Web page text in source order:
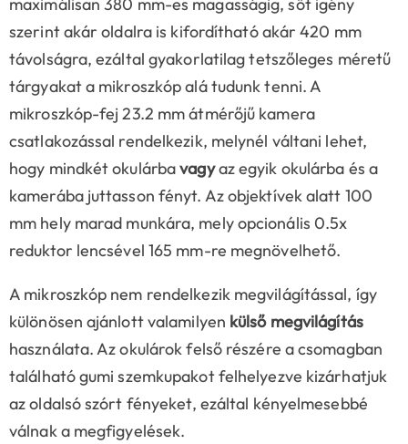
maximálisan 380 mm-es magasságig, sőt igény
szerint akár oldalra is kifordítható akár 420 mm
távolságra, ezáltal gyakorlatilag tetszőleges méretű
tárgyakat a mikroszkóp alá tudunk tenni. A
mikroszkóp-fej 23.2 mm átmérőjű kamera
csatlakozással rendelkezik, melynél váltani lehet,
hogy mindkét okulárbavagyaz egyik okulárba és a
kamerába juttasson fényt. Az objektívek alatt 100
mm hely marad munkára, mely opcionális 0.5x
reduktor lencsével 165 mm-re megnövelhető.
A mikroszkóp nem rendelkezik megvilágítással, így
különösen ajánlott valamilyen külső megvilágítás
használata. Az okulárok felső részére a csomagban
található gumi szemkupakot felhelyezve kizárhatjuk
az oldalsó szórt fényeket, ezáltal kényelmesebbé
válnak a megfigyelések.